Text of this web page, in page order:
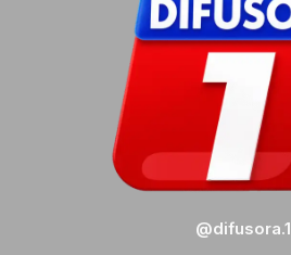
@difusora.1